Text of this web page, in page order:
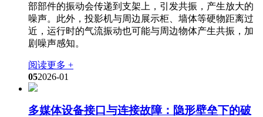
部部件的振动会传递到支架上，引发共振，产生放大的
噪声。此外，投影机与周边展示柜、墙体等硬物距离过
近，运行时的气流振动也可能与周边物体产生共振，加
剧噪声感知。
阅读更多 +
052026-01
多媒体设备接口与连接故障：隐形壁垒下的破